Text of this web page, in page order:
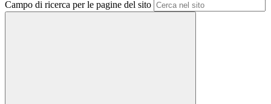
Campo di ricerca per le pagine del sito